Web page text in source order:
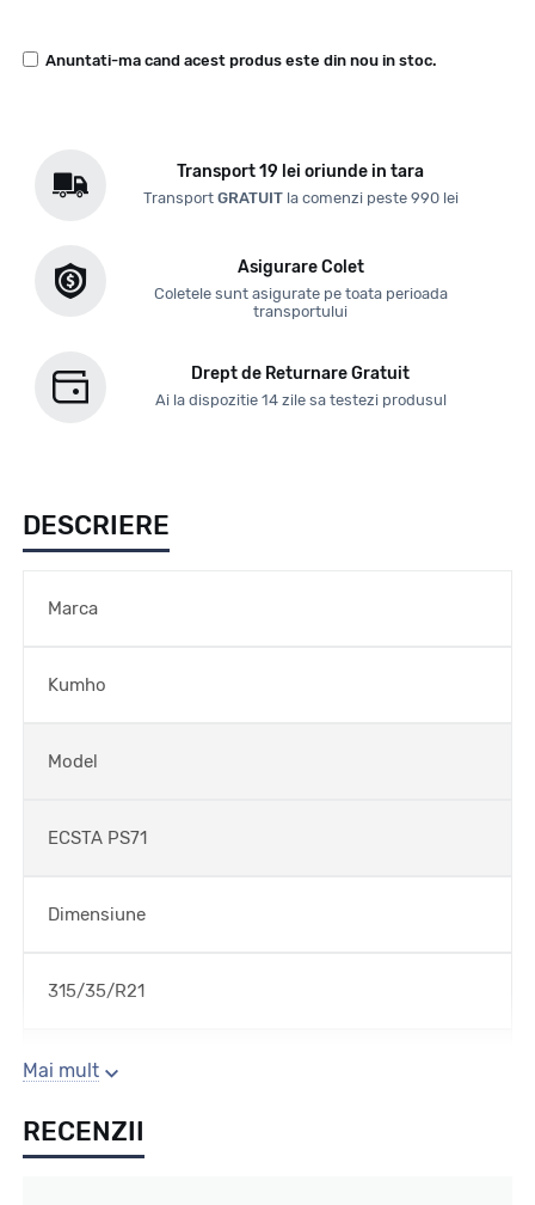
Anuntati-ma cand acest produs este din nou in stoc.
Transport 19 lei oriunde in tara
Transport GRATUITla comenzi peste 990 lei
Asigurare Colet
Coletele sunt asigurate pe toata perioada
transportului
Drept de Returnare Gratuit
Ai la dispozitie 14 zile sa testezi produsul
DESCRIERE
Marca
Kumho
Model
ECSTA PS71
Dimensiune
315/35/R21
Sezon
Vara
Mai mult
RECENZII